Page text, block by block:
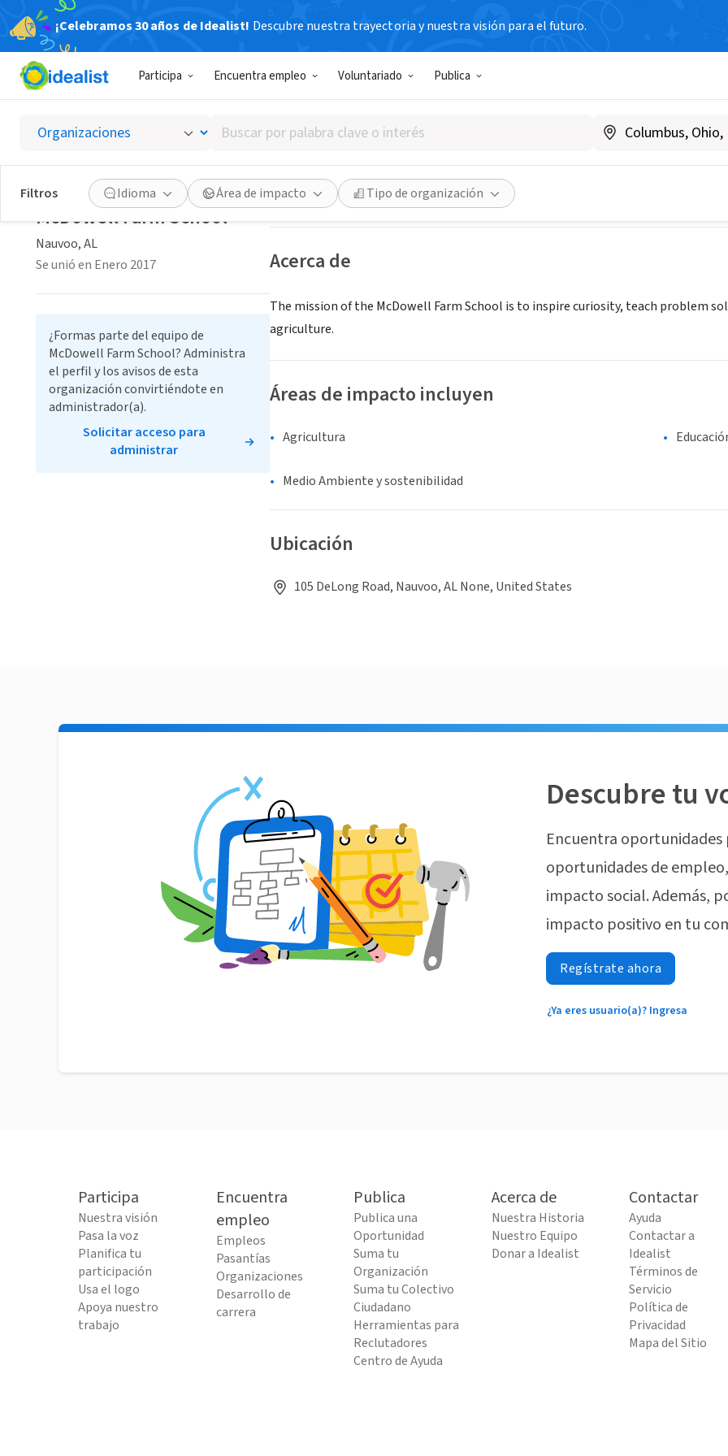
¡Celebramos 30 años de Idealist! Descubre nuestra trayectoria y nuestra visión para el futuro.
Participa Encuentra empleo Voluntariado Publica
Buscar
por
palabra
clave
o
interés
Filtros Idioma Área de impacto Tipo de organización
McDowell Farm School
Nauvoo, AL| www.mcdowellfarmschool.com
Guardar Compartir
Acerca de
The mission of the McDowell Farm School is to inspire curiosity, teach problem
agriculture.
Áreas de impacto incluyen
Agricultura
Medio Ambiente y sostenibilidad
Ubicación
105 DeLong Road, Nauvoo, AL None, United States
McDowell Farm School
Nauvoo, AL
Se unió en Enero 2017
¿Formas parte del equipo de
McDowell Farm School? Administra
el perfil y los avisos de esta
organización convirtiéndote en
administrador(a).
Solicitar acceso para
administrar
Descubre tu
Encuentra
oportunidades de
impacto social. Además,
impacto positivo en tu
Regístrate ahora
¿Ya eres usuario(a)? Ingresa
Participa
Nuestra visión
Pasa la voz
Planifica tu
participación
Usa el logo
Apoya nuestro
trabajo
Encuentra
empleo
Empleos
Pasantías
Organizaciones
Desarrollo de
carrera
Publica
Publica una
Oportunidad
Suma tu
Organización
Suma tu Colectivo
Ciudadano
Herramientas para
Reclutadores
Centro de Ayuda
Acerca de
Nuestra Historia
Nuestro Equipo
Donar a Idealist
Contactar
Ayuda
Contactar a
Idealist
Términos de
Servicio
Política de
Privacidad
Mapa del Sitio